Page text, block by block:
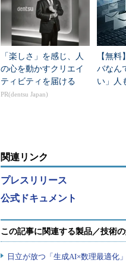
「楽しさ」を感じ、人
の心を動かすクリエイ
ティビティを届ける
PR(dentsu Japan)
【無
バなん
い」人
関連リンク
プレスリリース
公式ドキュメント